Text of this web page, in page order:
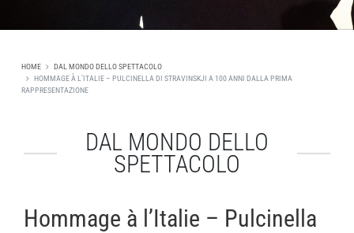
HOME
DAL MONDO DELLO SPETTACOLO
HOMMAGE À L’ITALIE – PULCINELLA DI STRAVINSKJI A 100 ANNI DALLA PRIMA
RAPPRESENTAZIONE
DAL MONDO DELLO
SPETTACOLO
Hommage à l’Italie – Pulcinella